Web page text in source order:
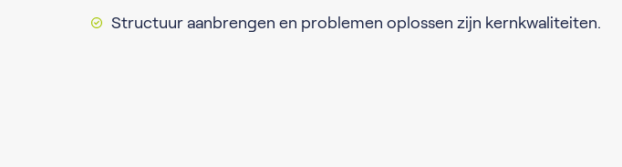
Structuur aanbrengen en problemen oplossen zijn kernkwaliteiten.